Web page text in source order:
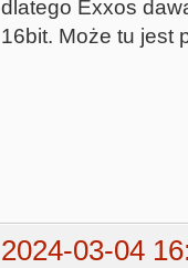
dlatego Exxos
16bit. Może tu jest
2024-03-04